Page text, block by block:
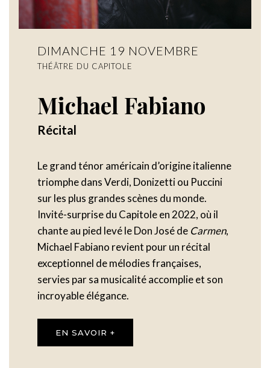
DIMANCHE 19 NOVEMBRE
THÉÂTRE DU CAPITOLE
Michael Fabiano
Récital
Le grand ténor américain d’origine italienne
triomphe dans Verdi, Donizetti ou Puccini
sur les plus grandes scènes du monde.
Invité-surprise du Capitole en 2022, où il
chante au pied levé le Don José de Carmen,
Michael Fabiano revient pour un récital
exceptionnel de mélodies françaises,
servies par sa musicalité accomplie et son
incroyable élégance.
EN SAVOIR +